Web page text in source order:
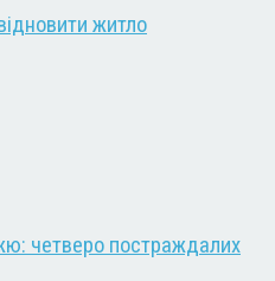
житло
четверо постраждалих